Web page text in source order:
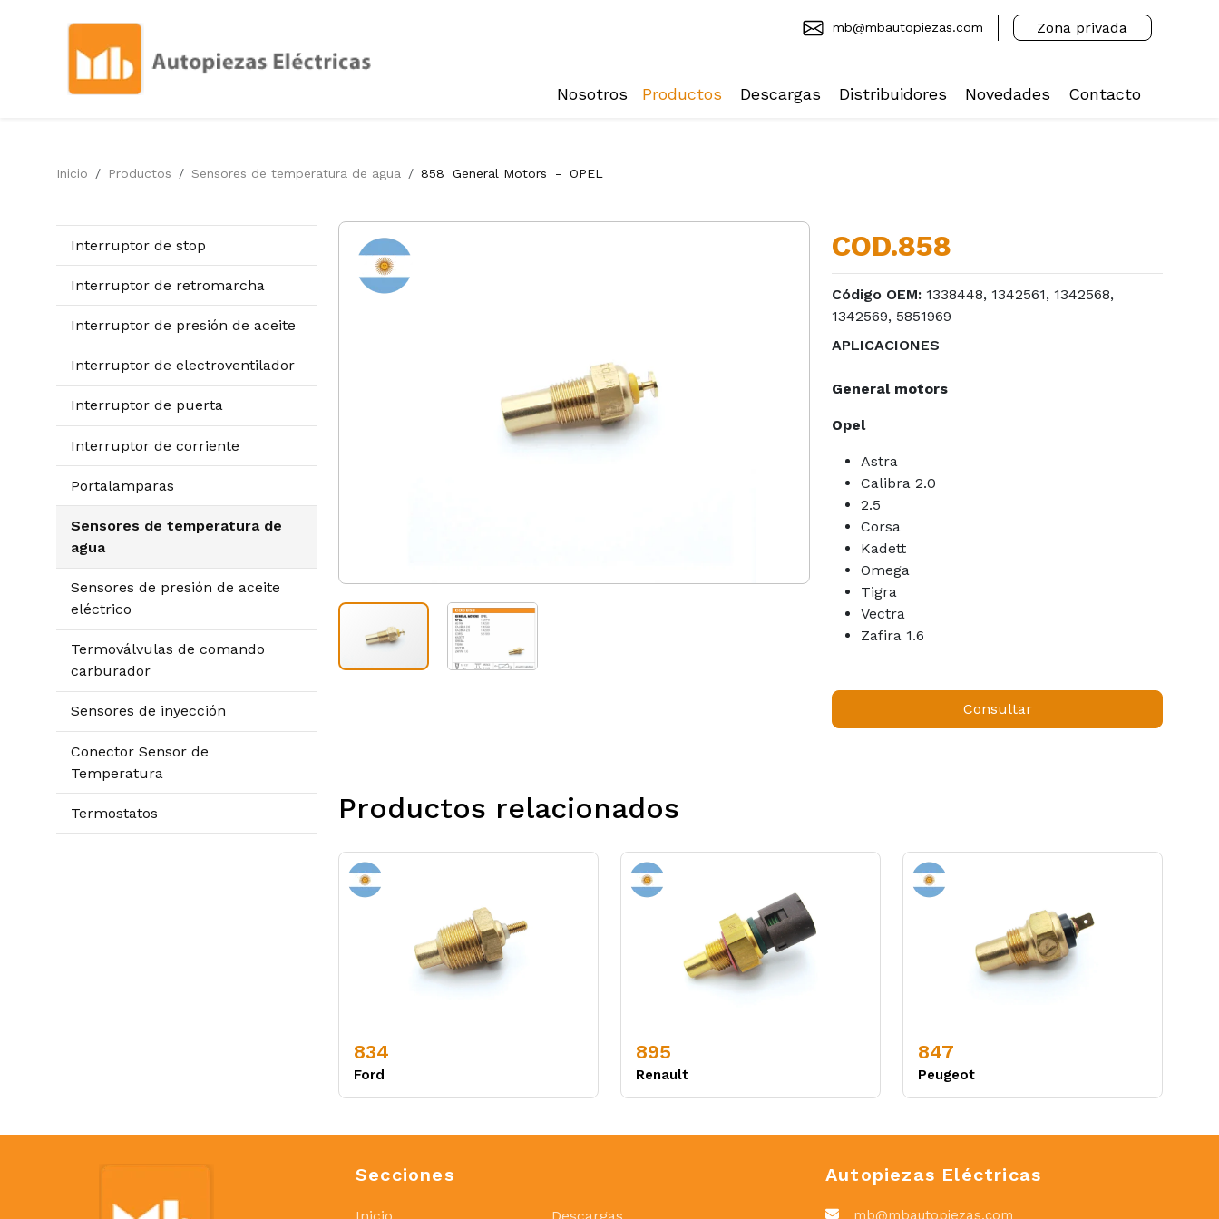
mb@mbautopiezas.com Zona privada
Nosotros Productos Descargas Distribuidores Novedades Contacto
Inicio Productos Sensores de temperatura de agua 858 General Motors - OPEL
Interruptor de stop
Interruptor de retromarcha
Interruptor de presión de aceite
Interruptor de electroventilador
Interruptor de puerta
Interruptor de corriente
Portalamparas
Sensores de temperatura de
agua
Sensores de presión de aceite
eléctrico
Termoválvulas de comando
carburador
Sensores de inyección
Conector Sensor de
Temperatura
Termostatos
COD.858
Código OEM: 1338448, 1342561, 1342568,
1342569, 5851969
APLICACIONES
General motors
Opel
Astra
Calibra 2.0
2.5
Corsa
Kadett
Omega
Tigra
Vectra
Zafira 1.6
Consultar
Productos relacionados
834
Ford
895
Renault
847
Peugeot
Secciones Autopiezas Eléctricas
mb@mbautopiezas.com